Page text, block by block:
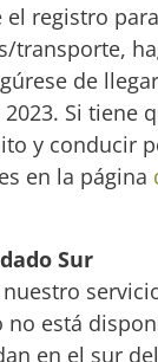
el registro
transporte,
de
2023. Si tiene
y conducir
en la página
Sur
está
en el sur